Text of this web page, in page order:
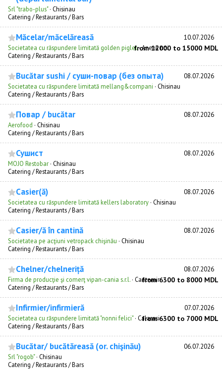
Srl "trabo-plus"· Chisinau
Catering / Restaurants / Bars
Măcelar/măcelăreasă 10.07.2026
Societatea cu răspundere limitată golden piglet·Anenii noi
from 12000 to 15000 MDL
Catering / Restaurants / Bars
Bucătar sushi / суши-повар (без опыта) 08.07.2026
Societatea cu răspundere limitată mellang&compani · Chisinau
Catering / Restaurants / Bars
Повар / bucătar 08.07.2026
Aerofood · Chisinau
Catering / Restaurants / Bars
Сушист 08.07.2026
MOJO Restobar · Chisinau
Catering / Restaurants / Bars
Casier(ă) 08.07.2026
Societatea cu răspundere limitată kellers laboratory · Chisinau
Catering / Restaurants / Bars
Casier/ă în cantină 08.07.2026
Societatea pe acţiuni vetropack chişinău · Chisinau
Catering / Restaurants / Bars
Chelner/chelneriță 08.07.2026
Firma de producţie şi comerţ vipan-cania s.r.l. · Cantemir
from 6300 to 8000 MDL
Catering / Restaurants / Bars
Infirmier/infirmieră 07.07.2026
Societatea cu răspundere limitată "nonni felici"· Calarasi
from 6300 to 7000 MDL
Catering / Restaurants / Bars
Bucătar/ bucătăreasă (or. chişinău) 06.07.2026
Srl "rogob"· Chisinau
Catering / Restaurants / Bars